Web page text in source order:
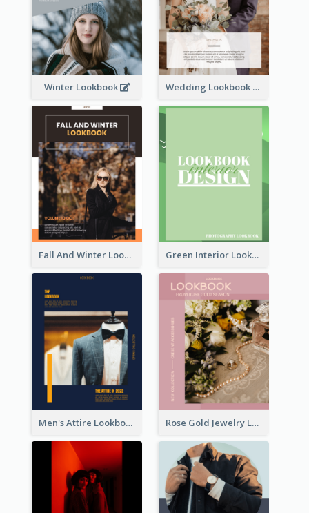
Winter Lookbook Wedding Lookbook
Fall And Winter Lookbook Green Interior Lookbook
Men's Attire Lookbook Rose Gold Jewelry Lookbook